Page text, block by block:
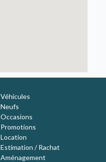
Véhicules
Neufs
Occasions
Promotions
Location
Estimation / Rachat
Aménagement